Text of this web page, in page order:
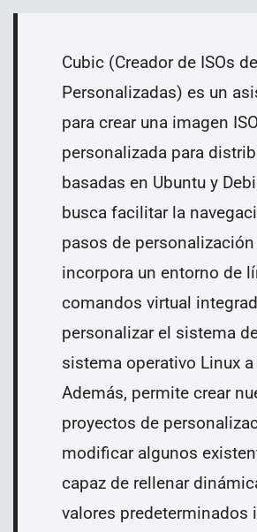
Cubic (Creador de ISOs
Personalizadas) es un
para crear una imagen
personalizada para
basadas en Ubuntu y
busca facilitar la
pasos de personalización
incorpora un entorno de
comandos virtual
personalizar el sistema
sistema operativo Linux
Además, permite crear
proyectos de
modificar algunos
capaz de rellenar
valores predeterminados